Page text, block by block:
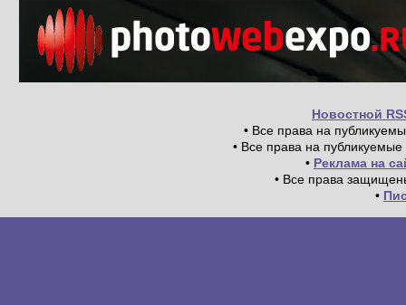
Новостной
• Все права на
• Все права на
• Реклама на
• Все права
•